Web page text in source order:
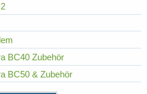
BC40 Zubehör
BC50 & Zubehör